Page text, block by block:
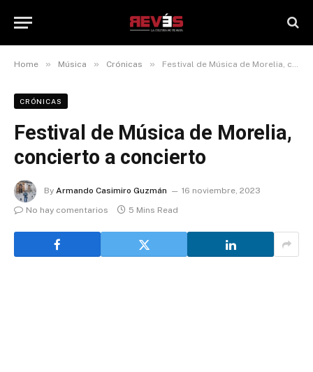
Home » Música » Crónicas » Festival de Música de Morelia, concierto a concierto
CRÓNICAS
Festival de Música de Morelia,
concierto a concierto
By Armando Casimiro Guzmán
16 noviembre, 2023
No hay comentarios
5 Mins Read